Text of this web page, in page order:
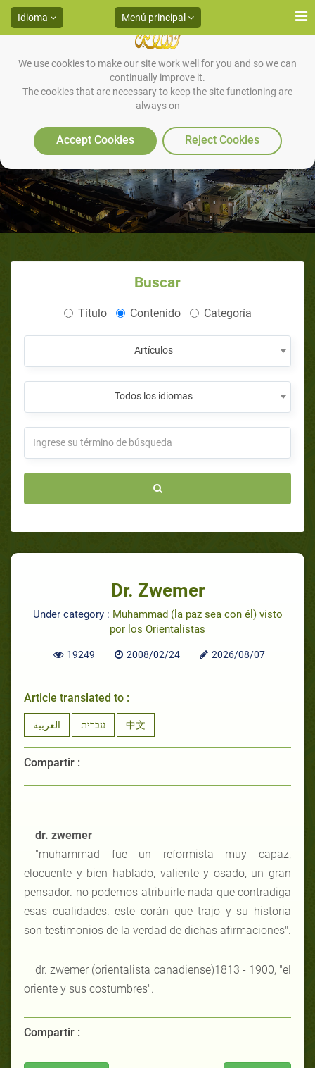
We use cookies to make our site work well for you and so we can
continually improve it.
The cookies that are necessary to keep the site functioning are
always on
Accept Cookies Reject Cookies
Idioma Menú principal
Dr. Zwemer
Buscar
Título Contenido Categoría
Artículos
Todos los idiomas
Dr. Zwemer
Under category : Muhammad (la paz sea con él) visto
por los Orientalistas
19249 2008/02/24 2026/08/07
Article translated to :
العربية עברית 中文
Compartir :
dr. zwemer
"muhammad fue un reformista muy capaz,
elocuente y bien hablado, valiente y osado, un gran
pensador. no podemos atribuirle nada que contradiga
esas cualidades. este corán que trajo y su historia
son testimonios de la verdad de dichas afirmaciones".
dr. zwemer (orientalista canadiense)1813 - 1900, "el
oriente y sus costumbres".
Compartir :